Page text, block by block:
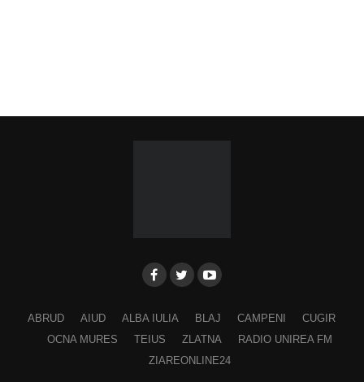
ABRUD AIUD ALBA IULIA BLAJ CAMPENI
CUGIR
OCNA MURES
TEIUS ZLATNA
RADIO UNIREA FM
ZIAREONLINE24